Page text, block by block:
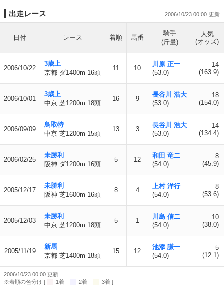
出走レース 2006/10/23 00:00
日付 レース 着順 馬番
騎手
(斤量)
人気
(オッズ)
2006/10/22
3歳上
京都 ダ1400m 16頭
11 10
川原 正一
(53.0)
14
(163.9)
2006/10/01
3歳上
中京 芝1200m 18頭
16 9
長谷川 浩大
(53.0)
18
(154.0)
2006/09/09
鳥取特
中京 芝1200m 15頭
13 3
長谷川 浩大
(53.0)
14
(134.4)
2006/02/25
未勝利
阪神 ダ1200m 16頭
5 12
和田 竜二
(54.0)
8
(45.9)
2005/12/17
未勝利
阪神 芝1600m 16頭
8 4
上村 洋行
(54.0)
8
(53.6)
2005/12/03
未勝利
中京 芝1200m 18頭
5 1
川島 信二
(54.0)
10
(38.0)
2005/11/19
新馬
京都 芝1400m 18頭
15 12
池添 謙一
(54.0)
5
(12.1)
2006/10/23 00:00 更新
※着順の色分け [
:1着 :2着
:3着 ]